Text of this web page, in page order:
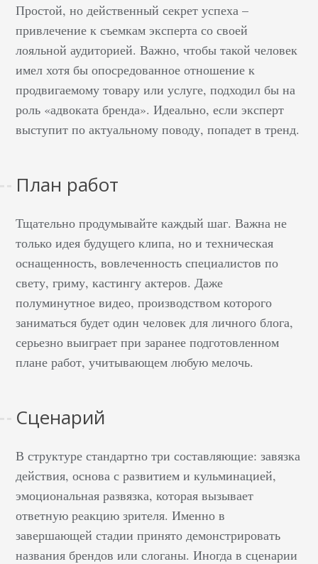
Простой, но действенный секрет успеха –
привлечение к съемкам эксперта со своей
лояльной аудиторией. Важно, чтобы такой человек
имел хотя бы опосредованное отношение к
продвигаемому товару или услуге, подходил бы на
роль «адвоката бренда». Идеально, если эксперт
выступит по актуальному поводу, попадет в тренд.
План работ
Тщательно продумывайте каждый шаг. Важна не
только идея будущего клипа, но и техническая
оснащенность, вовлеченность специалистов по
свету, гриму, кастингу актеров. Даже
полуминутное видео, производством которого
заниматься будет один человек для личного блога,
серьезно выиграет при заранее подготовленном
плане работ, учитывающем любую мелочь.
Сценарий
В структуре стандартно три составляющие: завязка
действия, основа с развитием и кульминацией,
эмоциональная развязка, которая вызывает
ответную реакцию зрителя. Именно в
завершающей стадии принято демонстрировать
названия брендов или слоганы. Иногда в сценарии